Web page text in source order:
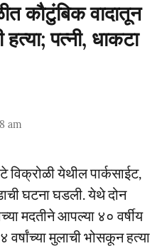
कौटुंबिक वादातून
हत्या; पत्नी, धाकटा
am
विक्रोळी येथील पार्कसाईट,
घटना घडली. येथे दोन
मदतीने आपल्या ४० वर्षीय
वर्षांच्या मुलाची भोसकून हत्या